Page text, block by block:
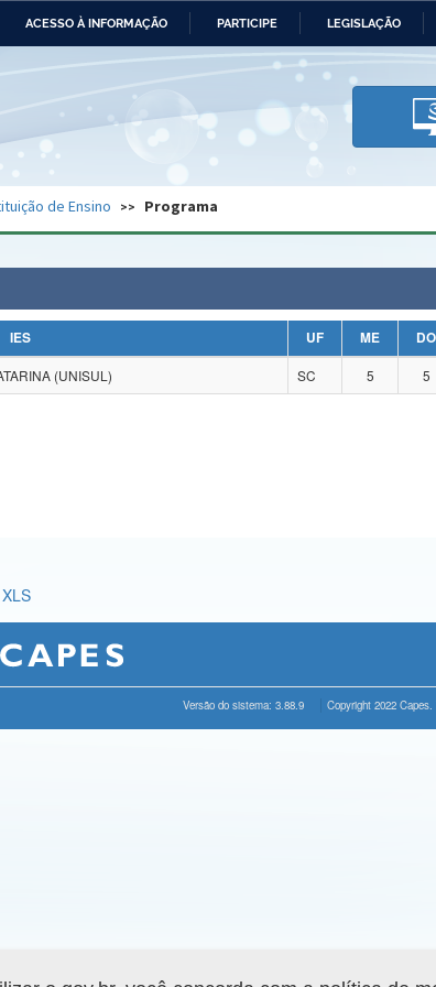
ACESSO À INFORMAÇÃO PARTICIPE LEGISLAÇÃO
das Relações Ministério da Economia
e dos Direitos Humanos
Central do Brasil Planalto
de Ensino Programa
IES UF ME DO
(UNISUL) SC 5 5
Versão do sistema: 3.88.9 Copyright 2022